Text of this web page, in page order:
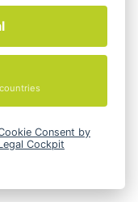
Consent by
Cockpit